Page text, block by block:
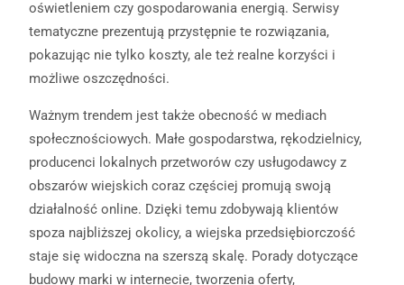
oświetleniem czy gospodarowania energią. Serwisy
tematyczne prezentują przystępnie te rozwiązania,
pokazując nie tylko koszty, ale też realne korzyści i
możliwe oszczędności.
Ważnym trendem jest także obecność w mediach
społecznościowych. Małe gospodarstwa, rękodzielnicy,
producenci lokalnych przetworów czy usługodawcy z
obszarów wiejskich coraz częściej promują swoją
działalność online. Dzięki temu zdobywają klientów
spoza najbliższej okolicy, a wiejska przedsiębiorczość
staje się widoczna na szerszą skalę. Porady dotyczące
budowy marki w internecie, tworzenia oferty,